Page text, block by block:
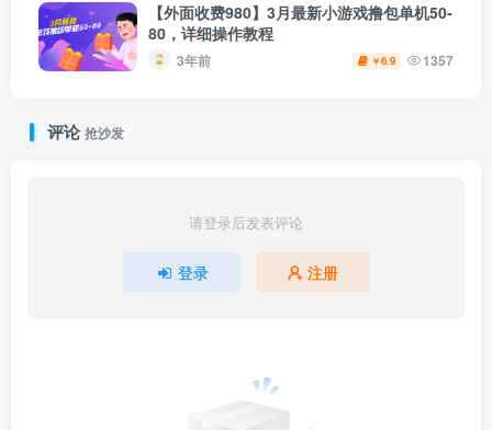
【外面收费980】3月最新小游戏撸包单机50-
80，详细操作教程
3年前 ￥6.9 1357
评论抢沙发
请登录后发表评论
登录 注册